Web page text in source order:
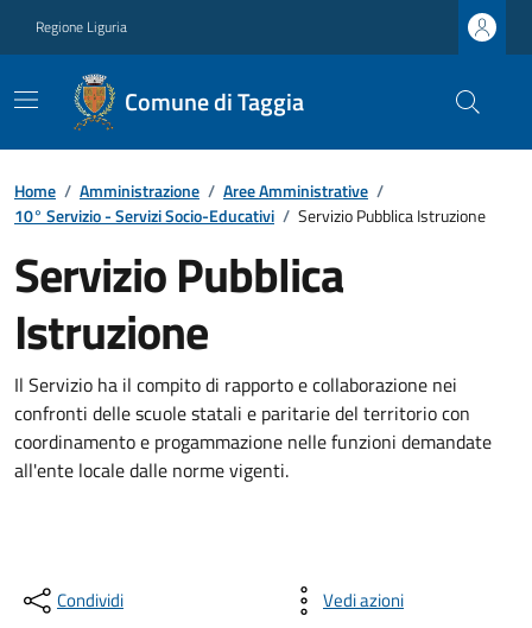
Regione Liguria
Comune di Taggia
Home / Amministrazione / Aree Amministrative /
10° Servizio - Servizi Socio-Educativi / Servizio Pubblica Istruzione
Servizio Pubblica
Istruzione
Il Servizio ha il compito di rapporto e collaborazione nei
confronti delle scuole statali e paritarie del territorio con
coordinamento e progammazione nelle funzioni demandate
all'ente locale dalle norme vigenti.
Condividi Vedi azioni